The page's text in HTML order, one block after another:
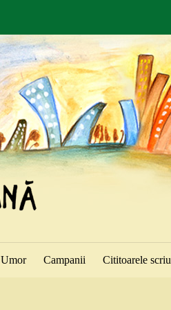
Umor Campanii Cititoarele scriu